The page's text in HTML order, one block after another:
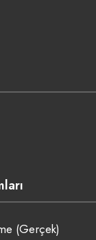
(Gerçek)